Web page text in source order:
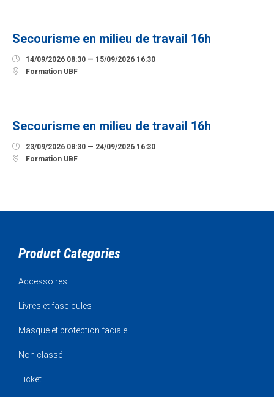
Secourisme en milieu de travail 16h
 14/09/2026 08:30 — 15/09/2026 16:30
 Formation UBF
Secourisme en milieu de travail 16h
 23/09/2026 08:30 — 24/09/2026 16:30
 Formation UBF
Product Categories
Accessoires
Livres et fascicules
Masque et protection faciale
Non classé
Ticket